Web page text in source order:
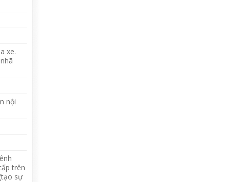
xe.
nội
trên
sự